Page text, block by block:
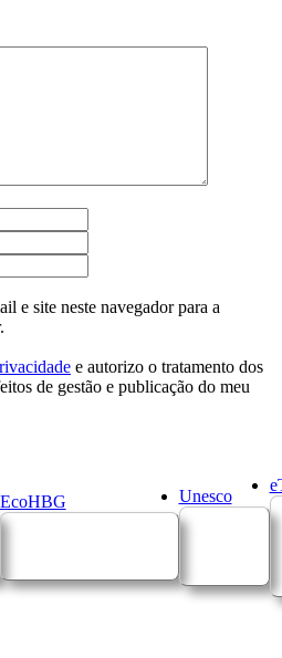
e site neste navegador para a
e autorizo o tratamento dos
de gestão e publicação do meu
EcoHBG Unesco